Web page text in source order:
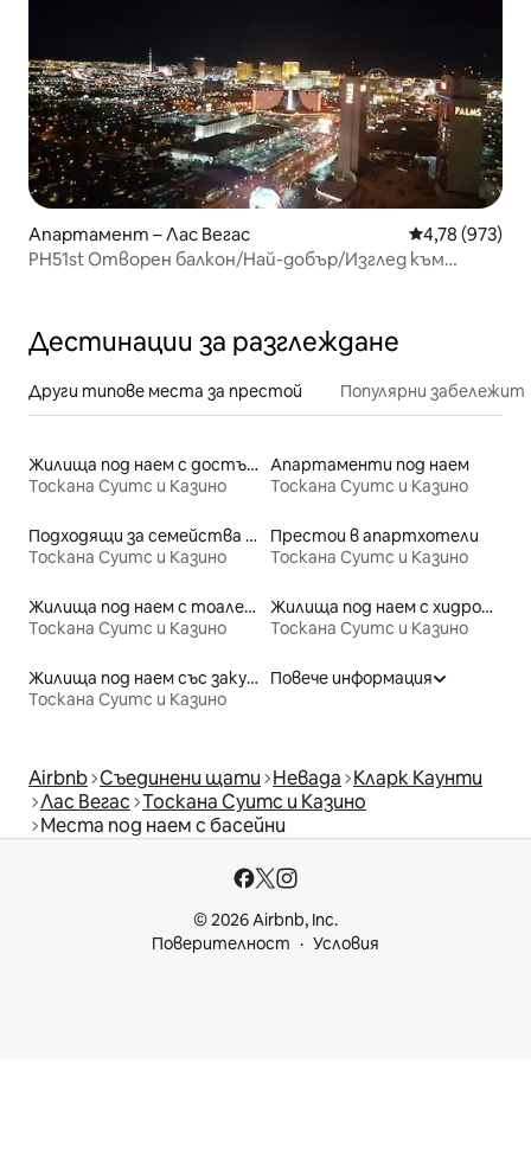
Апартамент – Лас Вегас Средна
4,78 (973)
PH51st Отворен балкон/Най-добър/Изглед към
Дестинации за разглеждане
Други типове места за престой Популярни
Жилища под наем с достъп до езеро
Тоскана Суитс и Казино
Апартаменти под наем
Тоскана Суитс и Казино
Подходящи за семейства места под наем
Тоскана Суитс и Казино
Престои в апартхотели
Тоскана Суитс и Казино
Жилища под наем с тоалетни с достъпна височина
Тоскана Суитс и Казино
Жилища под наем с хидромасажна вана
Тоскана Суитс и Казино
Жилища под наем със закуска
Тоскана Суитс и Казино
Повече информация
Airbnb Съединени щати Невада Кларк Каунти
Лас Вегас Тоскана Суитс и Казино
Места под наем с басейни
© 2026 Airbnb, Inc.
Поверителност
Условия